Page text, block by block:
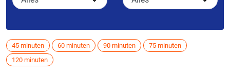
45 minuten 60 minuten 90 minuten
75 minuten
120 minuten